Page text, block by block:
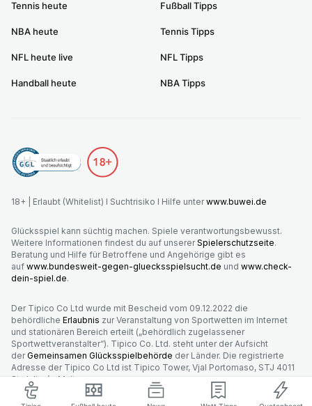
Tennis heute
NBA heute
NFL heute live
Handball heute
Fußball Tipps
Tennis Tipps
NFL Tipps
NBA Tipps
18+ | Erlaubt (Whitelist) I Suchtrisiko I Hilfe unterwww.buwei.de
Glücksspiel kann süchtig machen. Spiele verantwortungsbewusst.
Weitere Informationen findest du auf unsererSpielerschutzseite.
Beratung und Hilfe für Betroffene und Angehörige gibt es
auf www.bundesweit-gegen-gluecksspielsucht.de und www.check-
dein-spiel.de.
Der Tipico Co Ltd wurde mit Bescheid vom 09.12.2022 die
behördliche Erlaubnis zur Veranstaltung von Sportwetten im Internet
und stationären Bereich erteilt („behördlich zugelassener
Sportwettveranstalter“). Tipico Co. Ltd. steht unter der Aufsicht
derGemeinsamen Glücksspielbehörde der Länder. Die registrierte
Adresse der Tipico Co Ltd ist Tipico Tower, Vjal Portomaso, STJ 4011
St. Julian’s, Malta